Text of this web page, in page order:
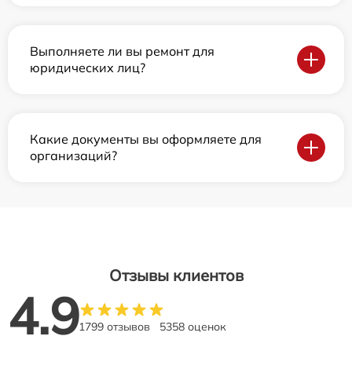
Выполняете ли вы ремонт для
юридических лиц?
Какие документы вы оформляете для
организаций?
Отзывы клиентов
4.91799 отзывов 5358 оценок